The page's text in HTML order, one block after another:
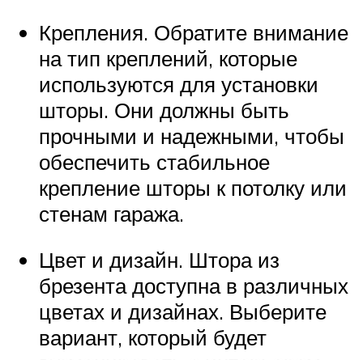
Крепления. Обратите внимание
на тип креплений, которые
используются для установки
шторы. Они должны быть
прочными и надежными, чтобы
обеспечить стабильное
крепление шторы к потолку или
стенам гаража.
Цвет и дизайн. Штора из
брезента доступна в различных
цветах и дизайнах. Выберите
вариант, который будет